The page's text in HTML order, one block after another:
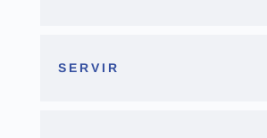
SERVIR